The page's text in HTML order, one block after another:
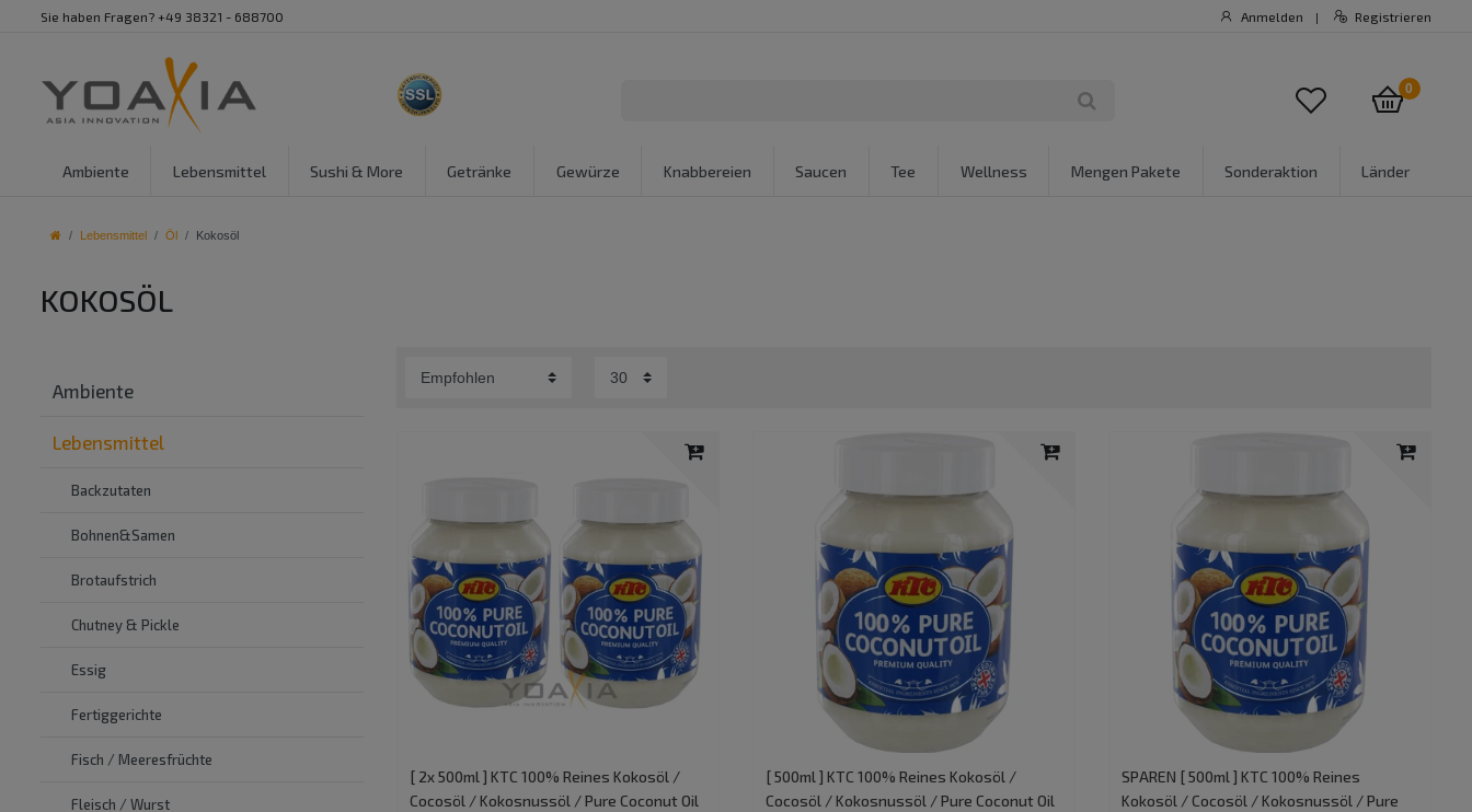
Sie haben Fragen? +49 38321 - 688700 Anmelden | Registrieren
0
Ambiente Lebensmittel Sushi & More Getränke Gewürze Knabbereien Saucen Tee Wellness Mengen Pakete Sonderaktion Länder
Lebensmittel Öl Kokosöl
KOKOSÖL
Ambiente
Lebensmittel
Backzutaten
Bohnen&Samen
Brotaufstrich
Chutney & Pickle
Essig
Fertiggerichte
Fisch / Meeresfrüchte
Fleisch / Wurst
[ 2x 500ml ] KTC 100% Reines Kokosöl /
Cocosöl / Kokosnussöl / Pure Coconut Oil
[ 500ml ] KTC 100% Reines Kokosöl /
Cocosöl / Kokosnussöl / Pure Coconut Oil
SPAREN [ 500ml ] KTC 100% Reines
Kokosöl / Cocosöl / Kokosnussöl / Pure